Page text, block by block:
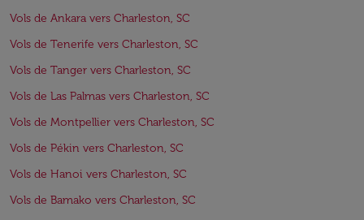
Vols de Ankara vers Charleston, SC
Vols de Tenerife vers Charleston, SC
Vols de Tanger vers Charleston, SC
Vols de Las Palmas vers Charleston, SC
Vols de Montpellier vers Charleston, SC
Vols de Pékin vers Charleston, SC
Vols de Hanoi vers Charleston, SC
Vols de Bamako vers Charleston, SC